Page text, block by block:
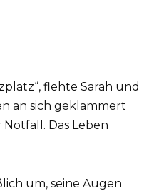
flehte Sarah und
an sich geklammert
Notfall. Das Leben
um, seine Augen